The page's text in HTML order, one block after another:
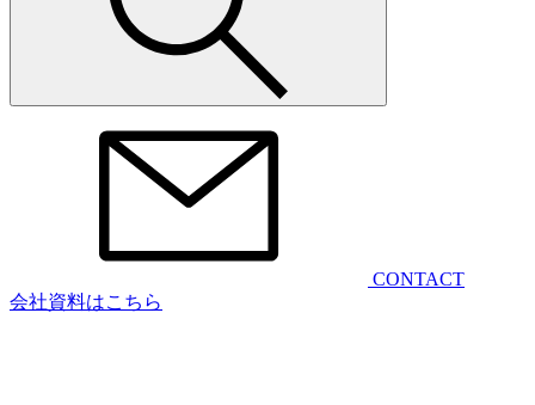
CONTACT
会社資料はこちら